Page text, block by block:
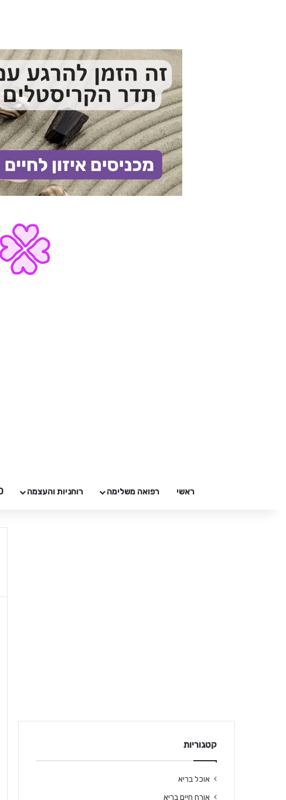
ראשי רפואה משלימה רוחניות והעצמה
קטגוריות
אוכל בריא
אורח חיים בריא